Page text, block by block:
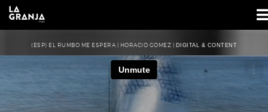
(ESP) EL RUMBO ME ESPERA | HORACIO GOMEZ | DIGITAL & CONTENT